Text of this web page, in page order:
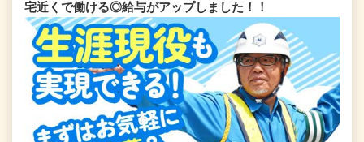
宅近くで働ける◎給与がアップしました！！